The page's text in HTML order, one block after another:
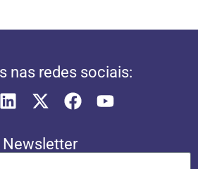
nas redes sociais:
Newsletter